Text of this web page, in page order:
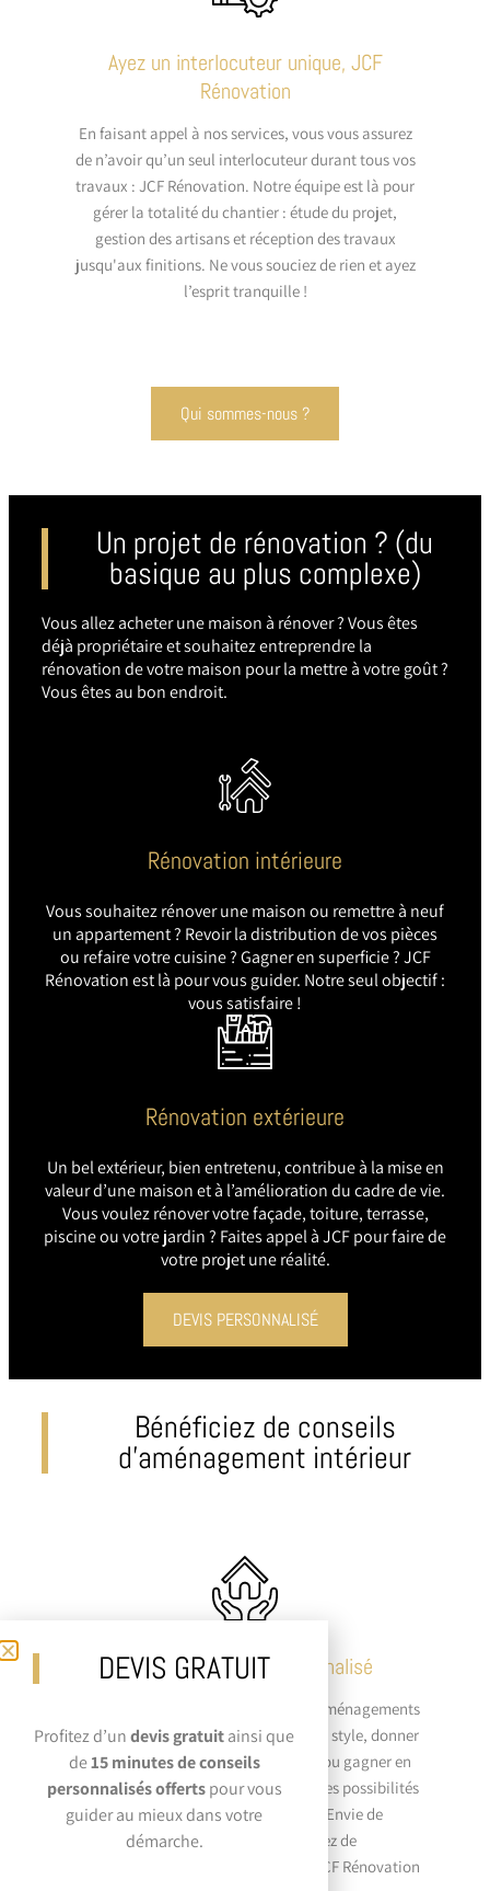
Ayez un interlocuteur unique, JCF
Rénovation
En faisant appel à nos services, vous vous assurez
de n’avoir qu’un seul interlocuteur durant tous vos
travaux : JCF Rénovation. Notre équipe est là pour
gérer la totalité du chantier : étude du projet,
gestion des artisans et réception des travaux
jusqu'aux finitions. Ne vous souciez de rien et ayez
l’esprit tranquille !
Qui sommes-nous ?
Un projet de rénovation ? (du
basique au plus complexe)
Vous allez acheter une maison à rénover ? Vous êtes
déjà propriétaire et souhaitez entreprendre la
rénovation de votre maison pour la mettre à votre goût ?
Vous êtes au bon endroit.
Rénovation intérieure
Vous souhaitez rénover une maison ou remettre à neuf
un appartement ? Revoir la distribution de vos pièces
ou refaire votre cuisine ? Gagner en superficie ? JCF
Rénovation est là pour vous guider. Notre seul objectif :
vous satisfaire !
Rénovation extérieure
Un bel extérieur, bien entretenu, contribue à la mise en
valeur d’une maison et à l’amélioration du cadre de vie.
Vous voulez rénover votre façade, toiture, terrasse,
piscine ou votre jardin ? Faites appel à JCF pour faire de
votre projet une réalité.
DEVIS PERSONNALISÉ
Bénéficiez de conseils
d’aménagement intérieur
Accompagnement personnalisé
Dans une maison, il y a toujours des aménagements
à réaliser. Que ce soit pour changer de style, donner
un coup de jeune à votre habitation ou gagner en
fonctionnalité et en aspect pratique, les possibilités
et les besoins ne manquent pas. Envie de
changement ? Alors bénéficiez de
l’accompagnement personnalisé de JCF Rénovation
DEVIS GRATUIT
Profitez d’undevis gratuitainsi que
de15 minutes de conseils
personnalisés offertspour vous
guider au mieux dans votre
démarche.